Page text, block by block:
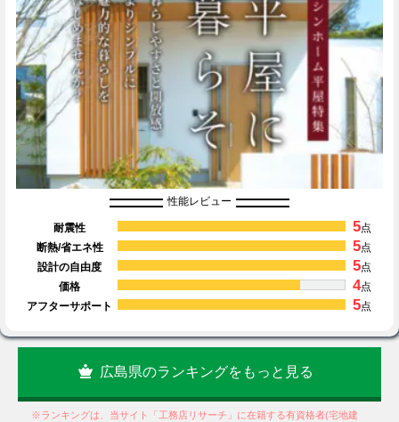
性能レビュー
耐震性 5点
断熱/省エネ性
5点
設計の自由度
5点
価格
4点
アフターサポート
5点
広島県のランキングをもっと見る
※ランキングは、当サイト「工務店リサーチ」に在籍する有資格者(宅地建